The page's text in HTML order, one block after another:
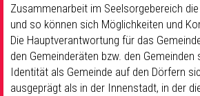
Zusammenarbeit im Seelsorgebereich
und so können sich Möglichkeiten und
Die Hauptverantwortung für das
den Gemeinderäten bzw. den Gemeinden
Identität als Gemeinde auf den Dörfern
ausgeprägt als in der Innenstadt, in der